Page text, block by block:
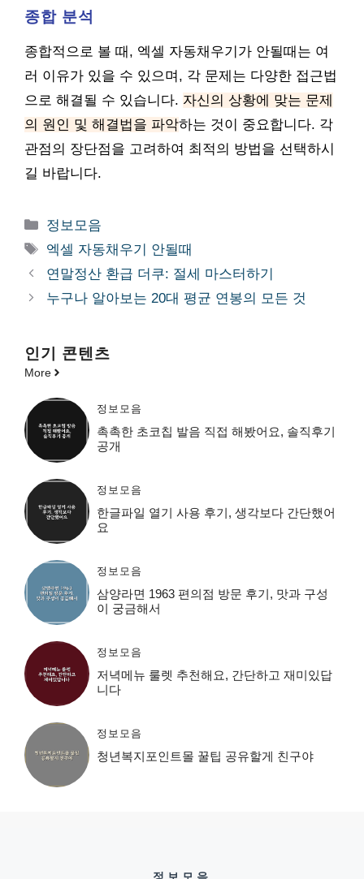
종합 분석
종합적으로 볼 때, 엑셀 자동채우기가 안될때는 여
러 이유가 있을 수 있으며, 각 문제는 다양한 접근법
으로 해결될 수 있습니다. 자신의 상황에 맞는 문제
의 원인 및 해결법을 파악하는 것이 중요합니다. 각
관점의 장단점을 고려하여 최적의 방법을 선택하시
길 바랍니다.
카
테
리
정보모음
태
그
엑셀 자동채우기 안될때
연말정산 환급 더쿠: 절세 마스터하기
누구나 알아보는 20대 평균 연봉의 모든 것
인기 콘텐츠
More
정보모음
촉촉한 초코칩 발음 직접 해봤어요, 솔직후기
공개
정보모음
한글파일 열기 사용 후기, 생각보다 간단했어
요
정보모음
삼양라면 1963 편의점 방문 후기, 맛과 구성
이 궁금해서
정보모음
저녁메뉴 룰렛 추천해요, 간단하고 재미있답
니다
정보모음
청년복지포인트몰 꿀팁 공유할게 친구야
정보모음